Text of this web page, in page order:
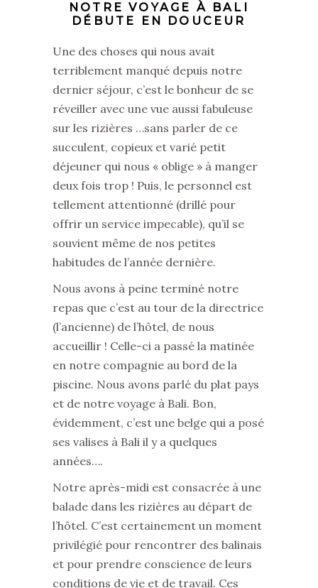
NOTRE VOYAGE À BALI
DÉBUTE EN DOUCEUR
Une des choses qui nous avait
terriblement manqué depuis notre
dernier séjour, c’est le bonheur de se
réveiller avec une vue aussi fabuleuse
sur les rizières …sans parler de ce
succulent, copieux et varié petit
déjeuner qui nous « oblige » à manger
deux fois trop ! Puis, le personnel est
tellement attentionné (drillé pour
offrir un service impecable), qu’il se
souvient même de nos petites
habitudes de l’année dernière.
Nous avons à peine terminé notre
repas que c’est au tour de la directrice
(l’ancienne) de l’hôtel, de nous
accueillir ! Celle-ci a passé la matinée
en notre compagnie au bord de la
piscine. Nous avons parlé du plat pays
et de notre voyage à Bali. Bon,
évidemment, c’est une belge qui a posé
ses valises à Bali il y a quelques
années….
Notre après-midi est consacrée à une
balade dans les rizières au départ de
l’hôtel. C’est certainement un moment
privilégié pour rencontrer des balinais
et pour prendre conscience de leurs
conditions de vie et de travail. Ces